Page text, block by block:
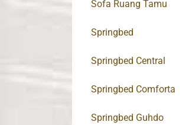
Sofa Ruang Tamu
Springbed
Springbed Central
Springbed Comforta
Springbed Guhdo